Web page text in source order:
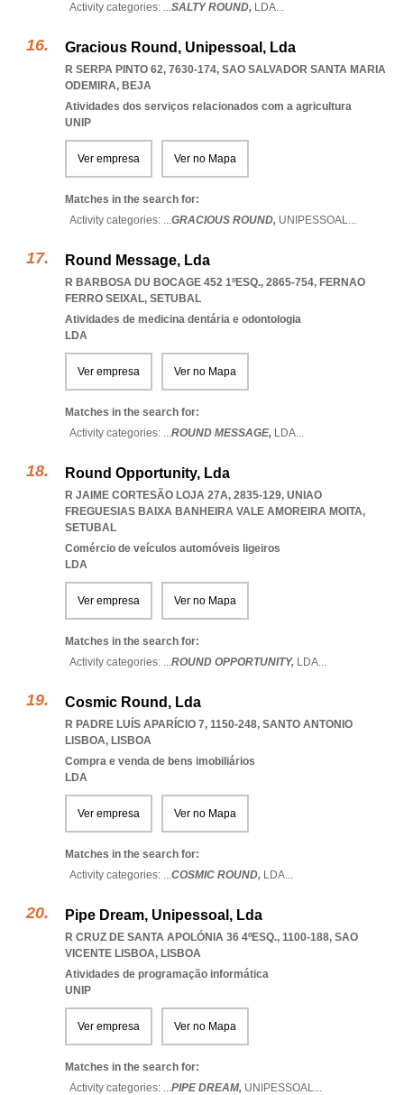
Activity categories: ...SALTY ROUND, LDA...
Gracious Round, Unipessoal, Lda
R SERPA PINTO 62, 7630-174, SAO SALVADOR SANTA MARIA
ODEMIRA, BEJA
Atividades dos serviços relacionados com a agricultura
UNIP
Ver empresa Ver no Mapa
Matches in the search for:
Activity categories: ...GRACIOUS ROUND, UNIPESSOAL...
Round Message, Lda
R BARBOSA DU BOCAGE 452 1ºESQ., 2865-754, FERNAO
FERRO SEIXAL, SETUBAL
Atividades de medicina dentária e odontologia
LDA
Ver empresa Ver no Mapa
Matches in the search for:
Activity categories: ...ROUND MESSAGE, LDA...
Round Opportunity, Lda
R JAIME CORTESÃO LOJA 27A, 2835-129, UNIAO
FREGUESIAS BAIXA BANHEIRA VALE AMOREIRA MOITA,
SETUBAL
Comércio de veículos automóveis ligeiros
LDA
Ver empresa Ver no Mapa
Matches in the search for:
Activity categories: ...ROUND OPPORTUNITY, LDA...
Cosmic Round, Lda
R PADRE LUÍS APARÍCIO 7, 1150-248, SANTO ANTONIO
LISBOA, LISBOA
Compra e venda de bens imobiliários
LDA
Ver empresa Ver no Mapa
Matches in the search for:
Activity categories: ...COSMIC ROUND, LDA...
Pipe Dream, Unipessoal, Lda
R CRUZ DE SANTA APOLÓNIA 36 4ºESQ., 1100-188, SAO
VICENTE LISBOA, LISBOA
Atividades de programação informática
UNIP
Ver empresa Ver no Mapa
Matches in the search for:
Activity categories: ...PIPE DREAM, UNIPESSOAL...